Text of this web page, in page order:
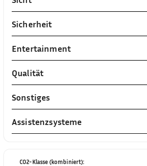
Sicherheit
Entertainment
Qualität
Sonstiges
Assistenzsysteme
CO2-Klasse (kombiniert):